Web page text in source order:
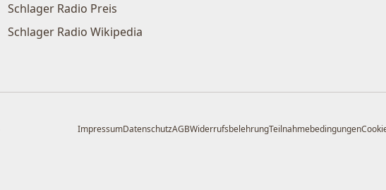
Schlager Radio Preis
Schlager Radio Wikipedia
ImpressumDatenschutzAGBWiderrufsbelehrungTeilnahmebedingungen